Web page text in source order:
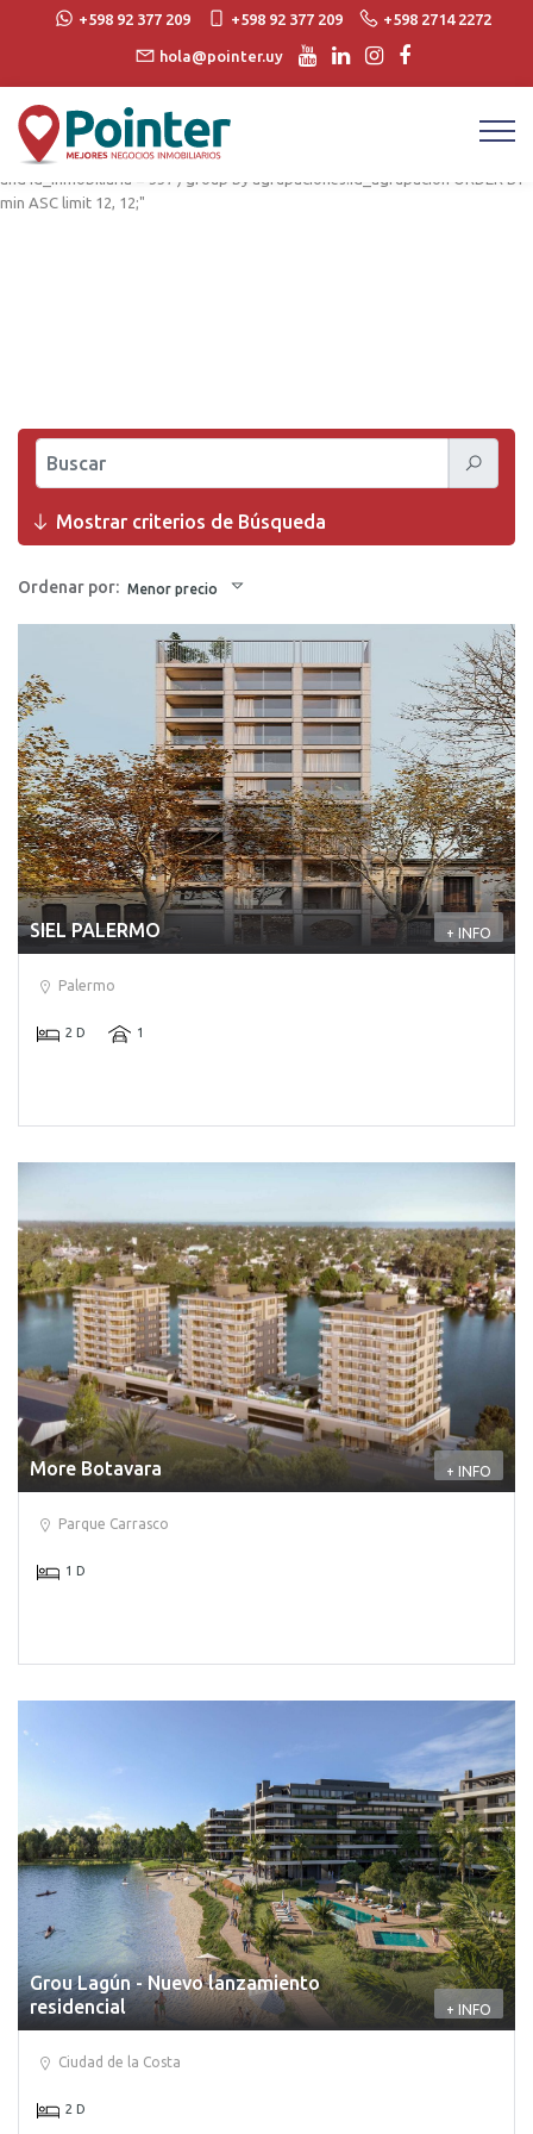
string(577) "SELECT agrupaciones.*,MIN(propiedades.precio_venta) as min ,
where agrupaciones.id_agrupacion = propiedades.id_agrupacion AND
agrupaciones.id_inmobiliaria = "337" AND agrupaciones.id_inmobiliaria =
propiedades.id_inmobiliaria and (propiedades.venta = 1 or
propiedades.alquiler = 1) and propiedades.id_agrupacion in (SELECT
id_agrupacion FROM agrupaciones WHERE agrupacion_tipo in ("Proyectos")
and id_inmobiliaria = 337 ) group by agrupaciones.id_agrupacion ORDER BY
min ASC limit 12, 12;"
+598 92 377 209 +598 92 377 209 +598 2714 2272
hola@pointer.uy
Mostrar criterios de Búsqueda
Ordenar por: Menor precio
SIEL PALERMO + INFO
Palermo
2 D 1
More Botavara + INFO
Parque Carrasco
1 D
Grou Lagún - Nuevo lanzamiento
residencial
+ INFO
Ciudad de la Costa
2 D